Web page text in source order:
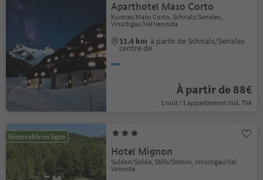
Aparthotel Maso Corto
Kurzras/Maso Corto, Schnals/Senales,
Vinschgau/Val Venosta
11.4 km à partir de Schnals/Senales
centre de
À partir de 88€
1 nuit / 1 appartement incl. TVA
Réservable en ligne
Hotel Mignon
Sulden/Solda, Stilfs/Stelvio, Vinschgau/Val
Venosta